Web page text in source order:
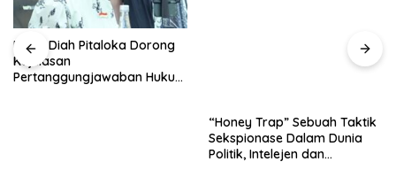
Rieke Diah Pitaloka Dorong
Kejelasan
Pertanggungjawaban Hukum
“Honey Trap” Sebuah Taktik
Sekspionase Dalam Dunia
Politik, Intelejen dan